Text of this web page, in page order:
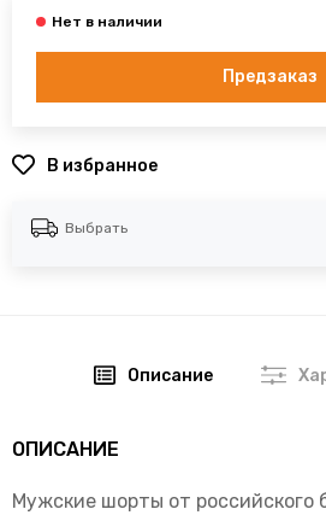
Предзаказ
В избранное
Выбрать
Описание
ОПИСАНИЕ
Мужские шорты от российского